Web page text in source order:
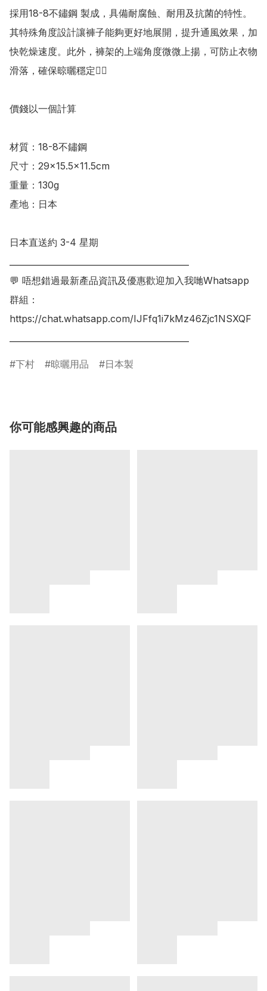
採用18-8不鏽鋼 製成，具備耐腐蝕、耐用及抗菌的特性。
其特殊角度設計讓褲子能夠更好地展開，提升通風效果，加
快乾燥速度。此外，褲架的上端角度微微上揚，可防止衣物
滑落，確保晾曬穩定👍🏻
價錢以一個計算
材質：18-8不鏽鋼
尺寸：29×15.5×11.5cm
重量：130g
產地：日本
日本直送約 3-4 星期
💬 唔想錯過最新產品資訊及優惠歡迎加入我哋Whatsapp
群組：
https://chat.whatsapp.com/IJFfq1i7kMz46Zjc1NSXQF
下村 晾曬用品 日本製
你可能感興趣的商品